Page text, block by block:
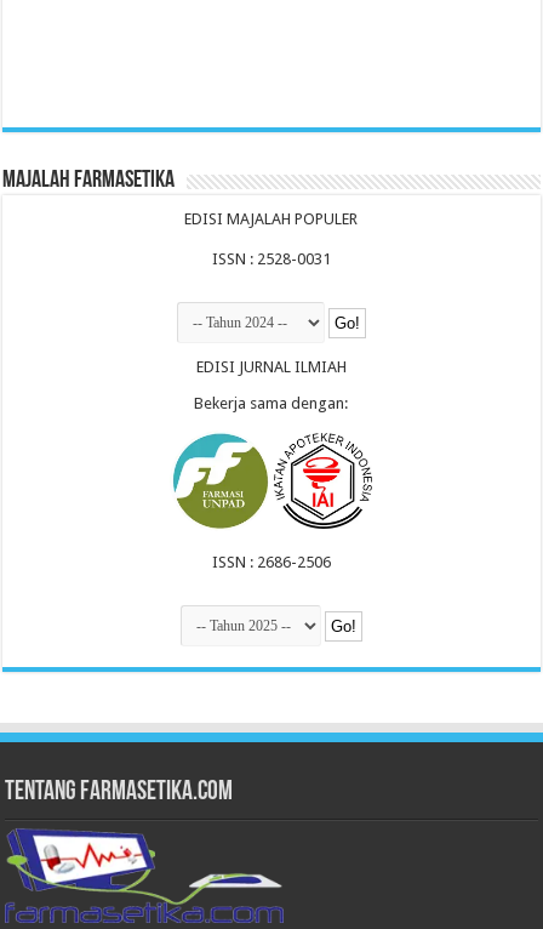
Majalah Farmasetika
EDISI MAJALAH POPULER
ISSN : 2528-0031
EDISI JURNAL ILMIAH
Bekerja sama dengan:
ISSN : 2686-2506
Tentang Farmasetika.com